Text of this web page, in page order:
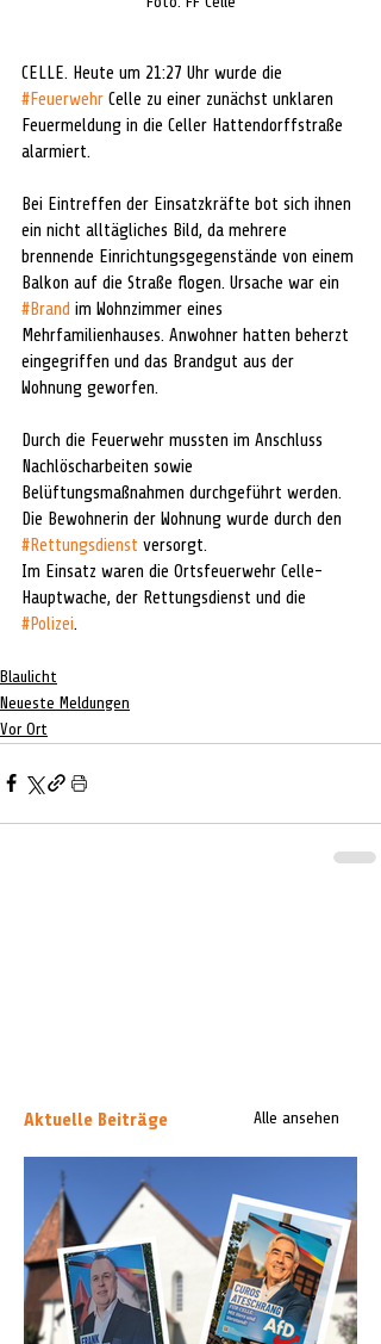
CELLE. Heute um 21:27 Uhr wurde die
#Feuerwehr Celle zu einer zunächst unklaren
Feuermeldung in die Celler Hattendorffstraße
alarmiert.
Bei Eintreffen der Einsatzkräfte bot sich ihnen
ein nicht alltägliches Bild, da mehrere
brennende Einrichtungsgegenstände von einem
Balkon auf die Straße flogen. Ursache war ein
#Brand im Wohnzimmer eines
Mehrfamilienhauses. Anwohner hatten beherzt
eingegriffen und das Brandgut aus der
Wohnung geworfen.
Durch die Feuerwehr mussten im Anschluss
Nachlöscharbeiten sowie
Belüftungsmaßnahmen durchgeführt werden.
Die Bewohnerin der Wohnung wurde durch den
#Rettungsdienst versorgt.
Im Einsatz waren die Ortsfeuerwehr Celle-
Hauptwache, der Rettungsdienst und die
#Polizei.
Blaulicht
Neueste Meldungen
Vor Ort
Aktuelle Beiträge Alle ansehen